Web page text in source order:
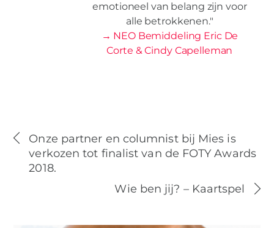
emotioneel van belang zijn voor
alle betrokkenen."
→ NEO Bemiddeling Eric De
Corte & Cindy Capelleman
Onze partner en columnist bij Mies is
verkozen tot finalist van de FOTY Awards
2018.
Wie ben jij? – Kaartspel